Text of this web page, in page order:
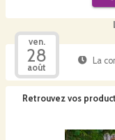
ven.
28
août
La
Retrouvez vos